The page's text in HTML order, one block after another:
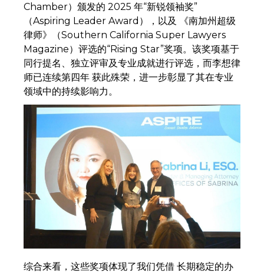
Chamber）颁发的 2025 年“新锐领袖奖”
（Aspiring Leader Award），以及 《南加州超级
律师》（Southern California Super Lawyers
Magazine）评选的“Rising Star”奖项。该奖项基于
同行提名、独立评审及专业成就进行评选，而李想律
师已连续第四年 获此殊荣，进一步彰显了其在专业
领域中的持续影响力。
综合来看，这些奖项体现了我们凭借 长期稳定的办